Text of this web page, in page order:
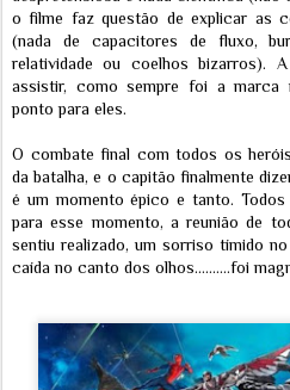
o filme faz questão de explicar as
(nada de capacitores de fluxo,
relatividade ou coelhos bizarros).
assistir, como sempre foi a marca
ponto para eles.
O combate final com todos os
da batalha, e o capitão finalmente
é um momento épico e tanto.
para esse momento, a reunião de
sentiu realizado, um sorriso tímido
caída no canto dos olhos..........foi